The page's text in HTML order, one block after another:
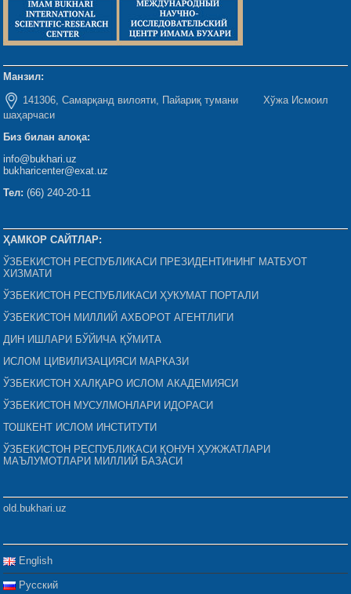
Манзил:
141306, Самарқанд вилояти, Пайариқ тумани Хўжа Исмоил
шаҳарчаси
Биз билан алоқа:
info@bukhari.uz
bukharicenter@exat.uz
Тел: (66) 240-20-11
ҲАМКОР САЙТЛАР:
ЎЗБЕКИСТОН РЕСПУБЛИКАСИ ПРЕЗИДЕНТИНИНГ МАТБУОТ
ХИЗМАТИ
ЎЗБЕКИСТОН РЕСПУБЛИКАСИ ҲУКУМАТ ПОРТАЛИ
ЎЗБЕКИСТОН МИЛЛИЙ АХБОРОТ АГЕНТЛИГИ
ДИН ИШЛАРИ БЎЙИЧА ҚЎМИТА
ИСЛОМ ЦИВИЛИЗАЦИЯСИ МАРКАЗИ
ЎЗБЕКИСТОН ХАЛҚАРО ИСЛОМ АКАДЕМИЯСИ
ЎЗБЕКИСТОН МУСУЛМОНЛАРИ ИДОРАСИ
ТОШКЕНТ ИСЛОМ ИНСТИТУТИ
ЎЗБЕКИСТОН РЕСПУБЛИКАСИ ҚОНУН ҲУЖЖАТЛАРИ
МАЪЛУМОТЛАРИ МИЛЛИЙ БАЗАСИ
old.bukhari.uz
English
Русский